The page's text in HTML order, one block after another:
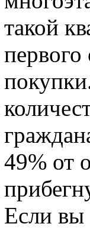
такой
первого
49% от
Если вы